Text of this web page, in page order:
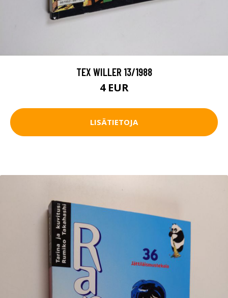
TEX WILLER 13/1988
4 EUR
LISÄTIETOJA